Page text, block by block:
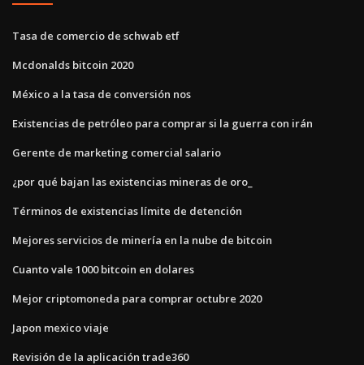
Tasa de comercio de schwab etf
Mcdonalds bitcoin 2020
México a la tasa de conversión nos
Existencias de petróleo para comprar si la guerra con irán
Gerente de marketing comercial salario
¿por qué bajan las existencias mineras de oro_
Términos de existencias límite de detención
Mejores servicios de minería en la nube de bitcoin
Cuanto vale 1000 bitcoin en dolares
Mejor criptomoneda para comprar octubre 2020
Japon mexico viaje
Revisión de la aplicación trade360